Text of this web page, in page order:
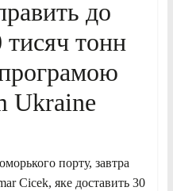
до
тонн
Ukraine
порту, завтра
Cicek, яке доставить 30